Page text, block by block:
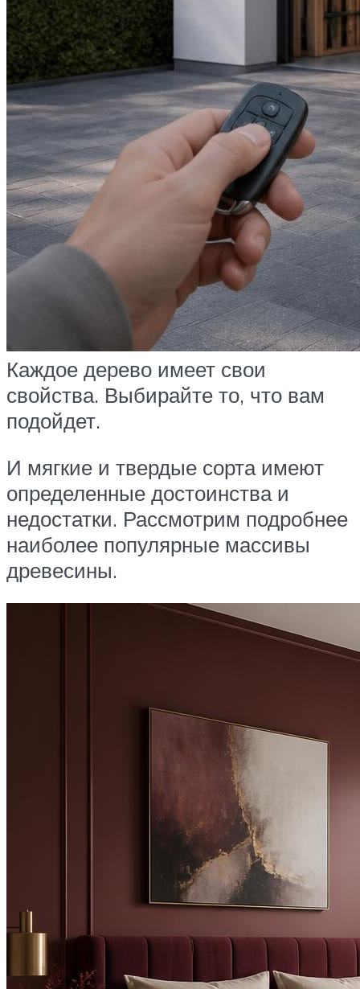
Каждое дерево имеет свои
свойства. Выбирайте то, что вам
подойдет.
И мягкие и твердые сорта имеют
определенные достоинства и
недостатки. Рассмотрим подробнее
наиболее популярные массивы
древесины.